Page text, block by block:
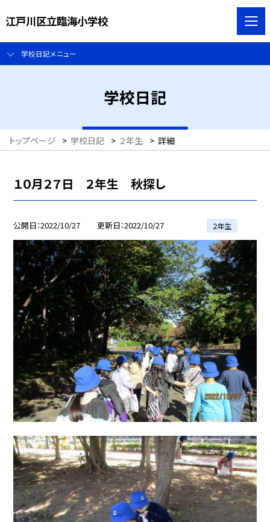
江戸川区立臨海小学校
学校日記メニュー
学校日記
トップページ > 学校日記 > ２年生 > 詳細
１０月２７日 ２年生 秋探し
公開日 2022/10/27 更新日 2022/10/27 ２年生